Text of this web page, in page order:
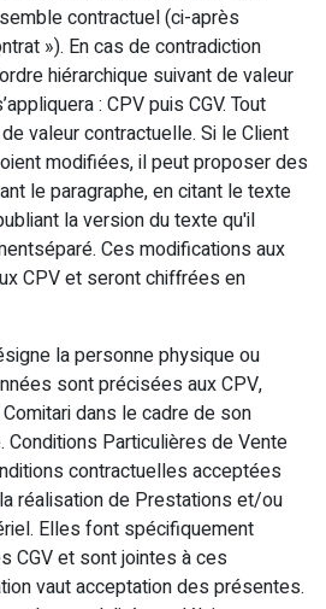
contractuel (ci-après
»). En cas de contradiction
hiérarchique suivant de valeur
: CPV puis CGV. Tout
valeur contractuelle. Si le Client
modifiées, il peut proposer des
le paragraphe, en citant le texte
la version du texte qu'il
Ces modifications aux
CPV et seront chiffrées en
la personne physique ou
sont précisées aux CPV,
dans le cadre de son
Particulières de Vente
contractuelles acceptées
réalisation de Prestations et/ou
Elles font spécifiquement
CGV et sont jointes à ces
vaut acceptation des présentes.